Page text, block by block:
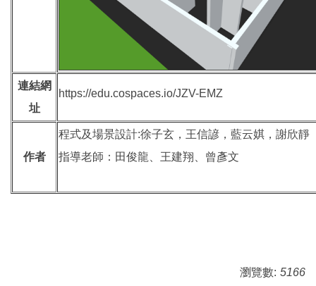
連結網
址
https://edu.cospaces.io/JZV-EMZ
作者
程式及場景設計:徐子玄，王信諺，藍云娸，謝欣靜
指導老師：田俊龍、王建翔、曾彥文
瀏覽數: 5166